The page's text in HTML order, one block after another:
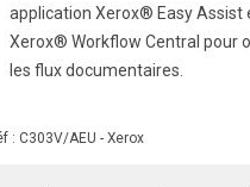
application Xerox® Easy Assist
Xerox® Workflow Central pour
les flux documentaires.
: C303V/AEU - Xerox